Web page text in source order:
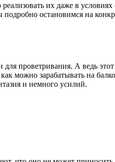
их даже в условиях
остановимся на
проветривания. А ведь
можно зарабатывать на
и немного усилий.